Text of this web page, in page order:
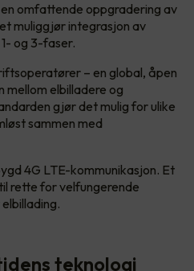
omfattende oppgradering av
muliggjør integrasjon av
og 3-faser.
– en global, åpen
mellom elbilladere og
gjør det mulig for ulike
sammen med
4G LTE-kommunikasjon. Et
rette for velfungerende
teknologi